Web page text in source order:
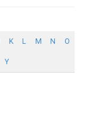
K L M N O
Y